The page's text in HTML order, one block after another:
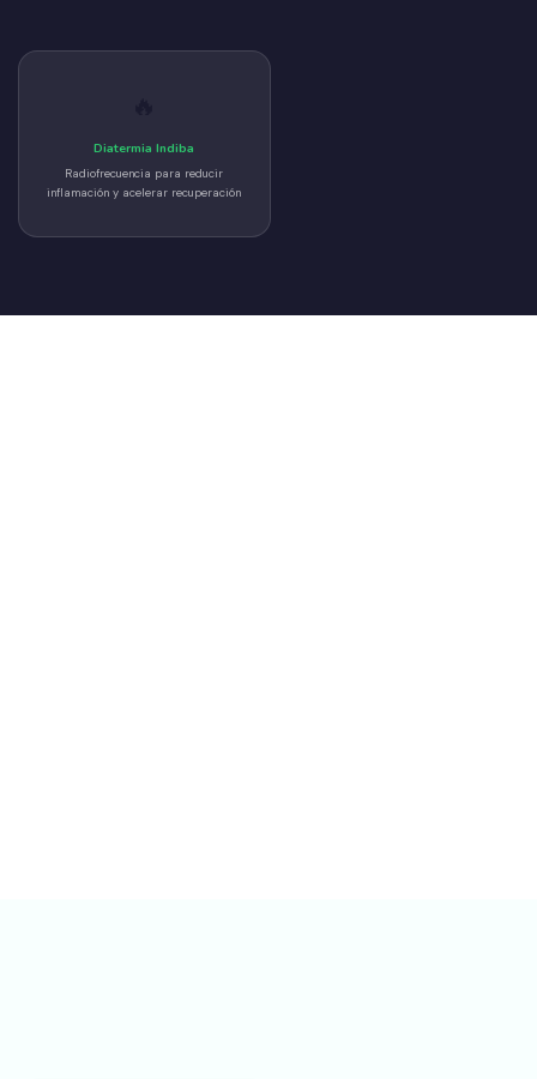
Diatermia Indiba
Radiofrecuencia para reducir
inflamación y acelerar recuperación